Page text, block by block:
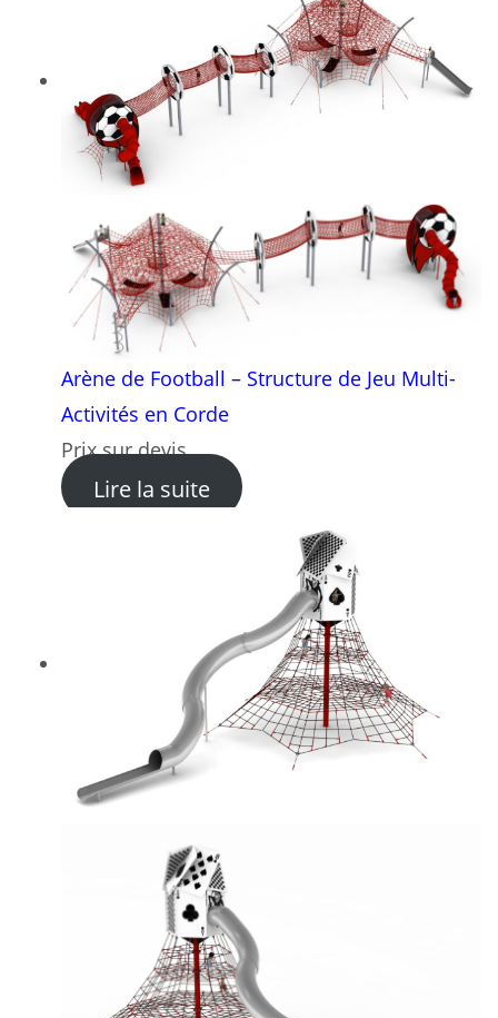
Arène de Football – Structure de Jeu Multi-
Activités en Corde
Prix sur devis
Lire la suite: Arène de Football –